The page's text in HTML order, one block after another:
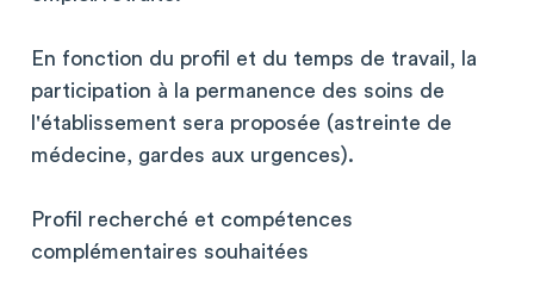
En fonction du profil et du temps de travail, la
participation à la permanence des soins de
l'établissement sera proposée (astreinte de
médecine, gardes aux urgences).
Profil recherché et compétences
complémentaires souhaitées